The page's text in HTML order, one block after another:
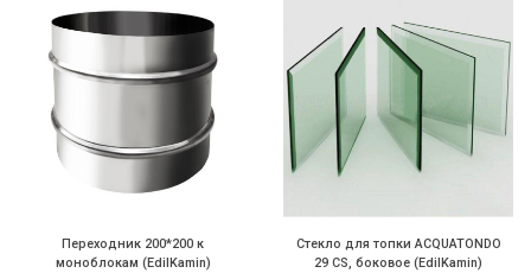
Переходник 200*200 к
моноблокам (EdilKamin)
Стекло для топки ACQUATONDO
29 CS, боковое (EdilKamin)